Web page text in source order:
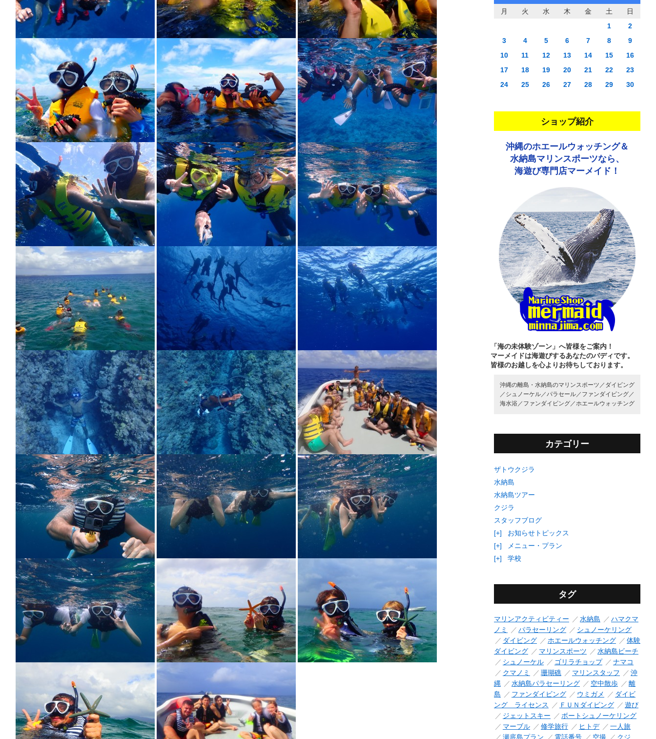
月 火 水 木 金 土
日
1
2
3
4 5 6 7 8
9
10
11 12 13 14 15
16
17
18 19 20 21 22
23
24
25 26 27 28 29 30
ショップ紹介
沖縄のホエールウォッチング＆
水納島マリンスポーツなら、
海遊び専門店マーメイド！
「海の未体験ゾーン」へ皆様をご案内！
マーメイドは海遊びするあなたのバディです。
皆様のお越しを心よりお待ちしております。
沖縄の離島・水納島のマリンスポーツ／ ダイビング
／ シュノーケル／ パラセール／ ファンダイビング／
海水浴／ ファンダイビング／ ホエールウォッチング
カテゴリー
ザトウクジラ
水納島
水納島ツアー
クジラ
スタッフブログ
[+]
お知らせトピックス
[+]
メニュー・プラン
[+]
学校
タグ
マリンアクティビティー 水納島
ハマクマ
ノミ
パラセーリング
シュノーケリング
ダイビング
ホエールウォッチング
体験
ダイビング
マリンスポーツ
水納島ビーチ
シュノーケル
ゴリラチョップ
ナマコ
クマノミ
珊瑚礁 マリンスタッフ
沖
縄
水納島パラセーリング 空中散歩
離
島
ファンダイビング ウミガメ
ダイビ
ング ライセンス
ＦＵＮダイビング
遊び
ジェットスキー
ボートシュノーケリング
マーブル
修学旅行 ヒトデ
一人旅
瀬底島プラン
電話番号 空撮
クジ